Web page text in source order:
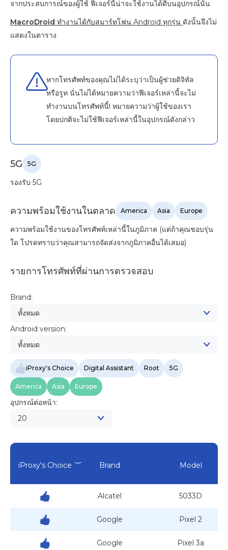
จากประสบการณ์ของผู้ใช้ ฟีเจอร์นี้น่าจะใช้งานได้ดีบนอุปกรณ์นั้น
MacroDroid ทำงานได้กับสมาร์ทโฟน Android ทุกรุ่น ดังนั้นจึงไม่
แสดงในตาราง
หากโทรศัพท์ของคุณไม่ได้ระบุว่าเป็นผู้ช่วยดิจิทัล
หรือรูท นั่นไม่ได้หมายความว่าฟีเจอร์เหล่านี้จะไม่
ทำงานบนโทรศัพท์นี้! หมายความว่าผู้ใช้ของเรา
โดยปกติจะไม่ใช้ฟีเจอร์เหล่านี้ในอุปกรณ์ดังกล่าว
5G 5G
รองรับ 5G
ความพร้อมใช้งานในตลาด America Asia Europe
ความพร้อมใช้งานของโทรศัพท์เหล่านี้ในภูมิภาค (แต่ถ้าคุณชอบรุ่น
ใด โปรดทราบว่าคุณสามารถจัดส่งจากภูมิภาคอื่นได้เสมอ)
รายการโทรศัพท์ที่ผ่านการตรวจสอบ
Brand:
ทั้งหมด
Android version:
ทั้งหมด
iProxy's Choice Digital Assistant Root 5G
America Asia Europe
อุปกรณ์ต่อหน้า:
20
iProxy's Choice Brand Model
Alcatel 5033D
Google Pixel 2
Google Pixel 3a